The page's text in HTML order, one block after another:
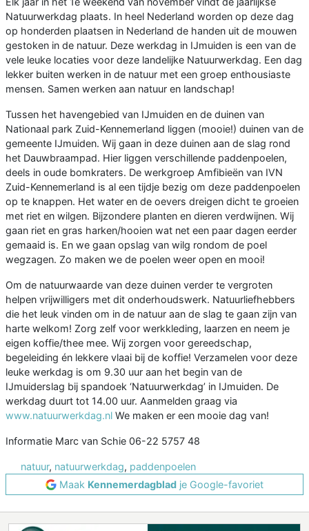
Natuurwerkdag plaats. In heel Nederland worden op deze dag
op honderden plaatsen in Nederland de handen uit de mouwen
gestoken in de natuur. Deze werkdag in IJmuiden is een van de
vele leuke locaties voor deze landelijke Natuurwerkdag. Een dag
lekker buiten werken in de natuur met een groep enthousiaste
mensen. Samen werken aan natuur en landschap!
Tussen het havengebied van IJmuiden en de duinen van
Nationaal park Zuid-Kennemerland liggen (mooie!) duinen van de
gemeente IJmuiden. Wij gaan in deze duinen aan de slag rond
het Dauwbraampad. Hier liggen verschillende paddenpoelen,
deels in oude bomkraters. De werkgroep Amfibieën van IVN
Zuid-Kennemerland is al een tijdje bezig om deze paddenpoelen
op te knappen. Het water en de oevers dreigen dicht te groeien
met riet en wilgen. Bijzondere planten en dieren verdwijnen. Wij
gaan riet en gras harken/hooien wat net een paar dagen eerder
gemaaid is. En we gaan opslag van wilg rondom de poel
wegzagen. Zo maken we de poelen weer open en mooi!
Om de natuurwaarde van deze duinen verder te vergroten
helpen vrijwilligers met dit onderhoudswerk. Natuurliefhebbers
die het leuk vinden om in de natuur aan de slag te gaan zijn van
harte welkom! Zorg zelf voor werkkleding, laarzen en neem je
eigen koffie/thee mee. Wij zorgen voor gereedschap,
begeleiding én lekkere vlaai bij de koffie! Verzamelen voor deze
leuke werkdag is om 9.30 uur aan het begin van de
IJmuiderslag bij spandoek ‘Natuurwerkdag’ in IJmuiden. De
werkdag duurt tot 14.00 uur. Aanmelden graag via
www.natuurwerkdag.nl We maken er een mooie dag van!
Informatie Marc van Schie 06-22 5757 48
natuur, natuurwerkdag, paddenpoelen
Maak Kennemerdagblad je Google-favoriet